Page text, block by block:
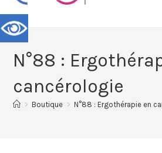
N°88 :
cancérologie
> Boutique > N°88 : Ergothérapie en